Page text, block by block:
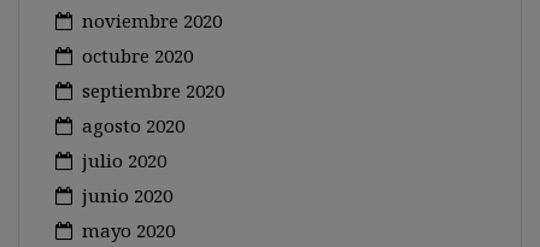
noviembre 2020
octubre 2020
septiembre 2020
agosto 2020
julio 2020
junio 2020
mayo 2020